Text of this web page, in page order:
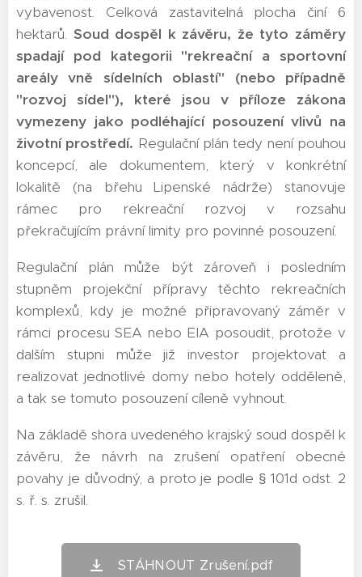
vybavenost. Celková zastavitelná plocha činí 6
hektarů. Soud dospěl k závěru, že tyto záměry
spadají pod kategorii "rekreační a sportovní
areály vně sídelních oblastí" (nebo případně
"rozvoj sídel"), které jsou v příloze zákona
vymezeny jako podléhající posouzení vlivů na
životní prostředí. Regulační plán tedy není pouhou
koncepcí, ale dokumentem, který v konkrétní
lokalitě (na břehu Lipenské nádrže) stanovuje
rámec pro rekreační rozvoj v rozsahu
překračujícím právní limity pro povinné posouzení.
Regulační plán může být zároveň i posledním
stupněm projekční přípravy těchto rekreačních
komplexů, kdy je možné připravovaný záměr v
rámci procesu SEA nebo EIA posoudit, protože v
dalším stupni může již investor projektovat a
realizovat jednotlivé domy nebo hotely odděleně,
a tak se tomuto posouzení cíleně vyhnout.
Na základě shora uvedeného krajský soud dospěl k
závěru, že návrh na zrušení opatření obecné
povahy je důvodný, a proto je podle § 101d odst. 2
s. ř. s. zrušil.
STÁHNOUT Zrušení.pdf